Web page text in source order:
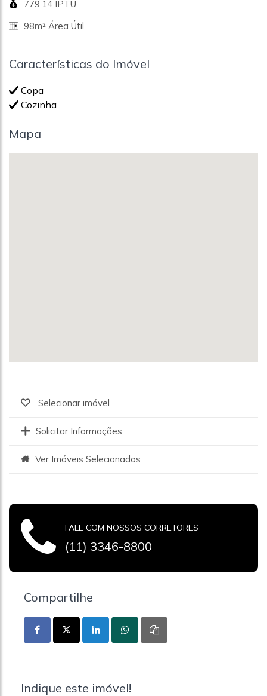
779,14 IPTU
98m² Área Útil
Características do Imóvel
Copa
Cozinha
Mapa
Selecionar imóvel
Solicitar Informações
Ver Imóveis Selecionados
FALE COM NOSSOS CORRETORES
(11) 3346-8800
Compartilhe
Indique este imóvel!